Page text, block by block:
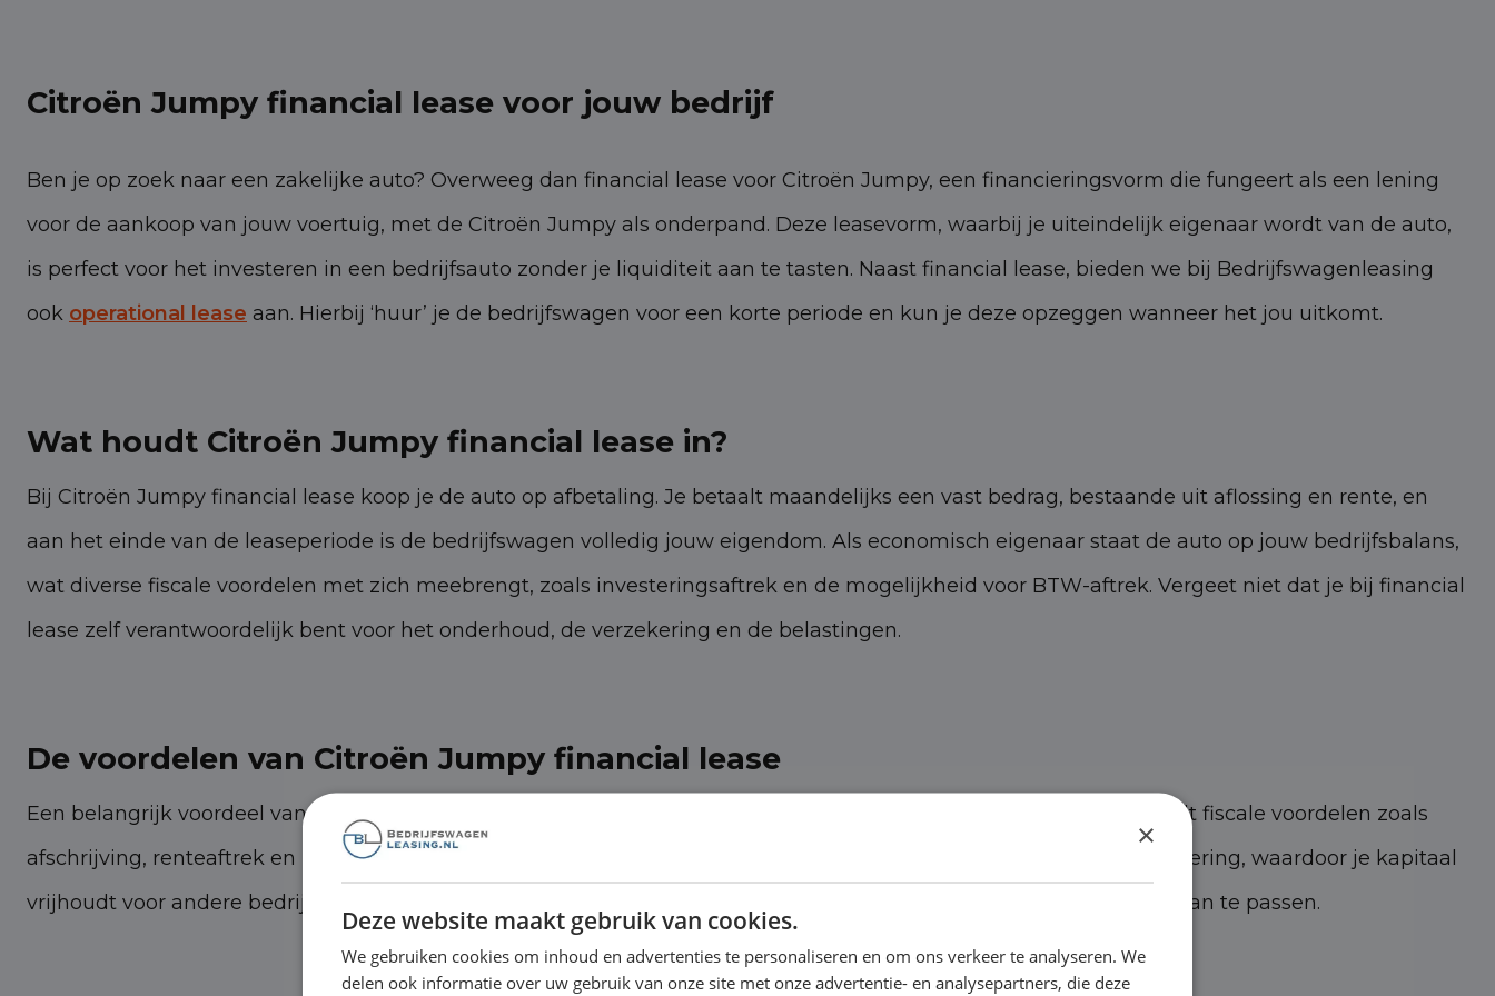
Citroën Jumpy financial lease voor jouw bedrijf
Ben je op zoek naar een zakelijke auto? Overweeg dan financial lease voor Citroën Jumpy, een financieringsvorm die fungeert als een lening
voor de aankoop van jouw voertuig, met de Citroën Jumpy als onderpand. Deze leasevorm, waarbij je uiteindelijk eigenaar wordt van de auto,
is perfect voor het investeren in een bedrijfsauto zonder je liquiditeit aan te tasten. Naast financial lease, bieden we bij Bedrijfswagenleasing
ook operational lease aan. Hierbij ‘huur’ je de bedrijfswagen voor een korte periode en kun je deze opzeggen wanneer het jou uitkomt.
Wat houdt Citroën Jumpy financial lease in?
Bij Citroën Jumpy financial lease koop je de auto op afbetaling. Je betaalt maandelijks een vast bedrag, bestaande uit aflossing en rente, en
aan het einde van de leaseperiode is de bedrijfswagen volledig jouw eigendom. Als economisch eigenaar staat de auto op jouw bedrijfsbalans,
wat diverse fiscale voordelen met zich meebrengt, zoals investeringsaftrek en de mogelijkheid voor BTW-aftrek. Vergeet niet dat je bij financial
lease zelf verantwoordelijk bent voor het onderhoud, de verzekering en de belastingen.
De voordelen van Citroën Jumpy financial lease
Een belangrijk voordeel van financial lease is dat je direct economisch eigenaar bent van de bedrijfswagen. Dit biedt fiscale voordelen zoals
afschrijving, renteaftrek en btw-teruggave. Met Citroën Jumpy financial lease vermijd je een grote eenmalige investering, waardoor je kapitaal
vrijhoudt voor andere bedrijfsinvesteringen. Daarnaast heb je de mogelijkheid om je bedrijfsauto naar eigen wens aan te passen.
×
Deze website maakt gebruik van cookies.
We gebruiken cookies om inhoud en advertenties te personaliseren en om ons verkeer te analyseren. We
delen ook informatie over uw gebruik van onze site met onze advertentie- en analysepartners, die deze